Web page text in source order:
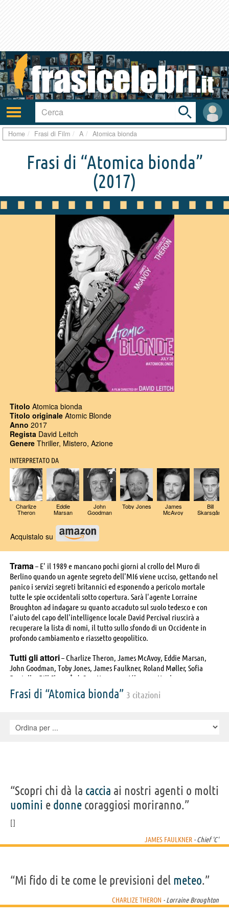
Attiva/disattiva
navigazione
User
area
Toggle
search
bar
Home Frasi di Film A Atomica bionda
Frasi di “Atomica bionda”
(2017)
Titolo Atomica bionda
Titolo originale Atomic Blonde
Anno 2017
Regista David Leitch
Genere Thriller, Mistero, Azione
INTERPRETATO DA
Charlize
Theron
Eddie
Marsan
John
Goodman
Toby Jones James
McAvoy
Bill
Skarsgård
Acquistalo su
Trama– E' il 1989 e mancano pochi giorni al crollo del Muro di
Berlino quando un agente segreto dell'MI6 viene ucciso, gettando nel
panico i servizi segreti britannici ed esponendo a pericolo mortale
tutte le spie occidentali sotto copertura. Sarà l'agente Lorraine
Broughton ad indagare su quanto accaduto sul suolo tedesco e con
l'aiuto del capo dell'intelligence locale David Percival riuscirà a
recuperare la lista di nomi, il tutto sullo sfondo di un Occidente in
profondo cambiamento e riassetto geopolitico.
Tutti gli attori– Charlize Theron, James McAvoy, Eddie Marsan,
John Goodman, Toby Jones, James Faulkner, Roland Møller, Sofia
Boutella, Bill Skarsgård, Sam Hargrave, Jóhannes Haukur
Jóhannesson, Til Schweiger, Barbara Sukowa, Attila C. Arpa, Martin
Angerbauer, Lili Gesler, Sara Natasa Szonda, Declan Hannigan, Balazs
Frasi di “Atomica bionda” 3 citazioni
“Scopri chi dà la caccia ai nostri agenti o molti
uomini e donne coraggiosi moriranno.”
JAMES FAULKNER - Chief 'C'
“Mi fido di te come le previsioni del meteo.”
CHARLIZE THERON - Lorraine Broughton